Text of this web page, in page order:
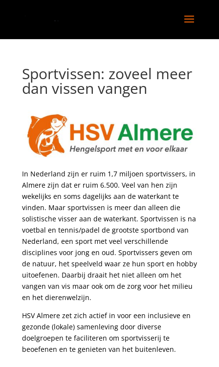
Sportvissen: zoveel meer
dan vissen vangen
In Nederland zijn er ruim 1,7 miljoen sportvissers, in
Almere zijn dat er ruim 6.500. Veel van hen zijn
wekelijks en soms dagelijks aan de waterkant te
vinden. Maar sportvissen is meer dan alleen die
solistische visser aan de waterkant. Sportvissen is na
voetbal en tennis/padel de grootste sportbond van
Nederland, een sport met veel verschillende
disciplines voor jong en oud. Sportvissers geven om
de natuur, het speelveld waar ze hun sport en hobby
uitoefenen. Daarbij draait het niet alleen om het
vangen van vis maar ook om de zorg voor het milieu
en het dierenwelzijn.
HSV Almere zet zich actief in voor een inclusieve en
gezonde (lokale) samenleving door diverse
doelgroepen te faciliteren om sportvisserij te
beoefenen en te genieten van het buitenleven.